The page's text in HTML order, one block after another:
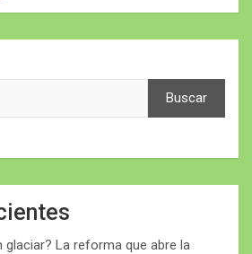
Buscar
glaciar? La reforma que abre la